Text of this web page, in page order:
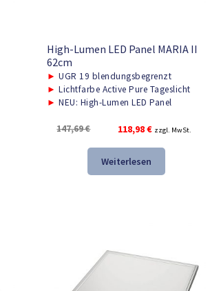
High-Lumen LED Panel MARIA II
62cm
► UGR 19 blendungsbegrenzt
► Lichtfarbe Active Pure Tageslicht
► NEU: High-Lumen LED Panel
147,69€
Ursprünglicher
war:
147,69 €
118,98€Aktueller
118,98 €.
zzgl. MwSt.
Weiterlesen